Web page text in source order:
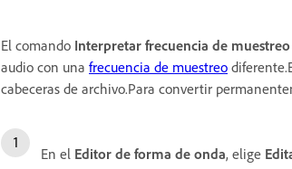
El comando Interpretar frecuencia de muestreo
audio con una frecuencia de muestreo
cabeceras de archivo.Para convertir
En el Editor de forma de onda, elige